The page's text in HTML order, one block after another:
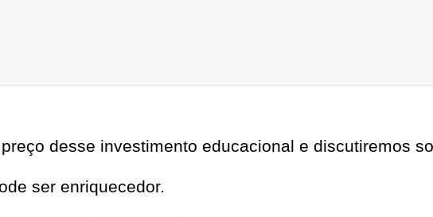
desse investimento educacional e discutiremos
ser enriquecedor.